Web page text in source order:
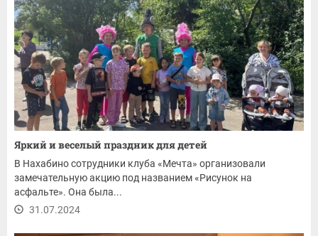
Яркий и веселый праздник для детей
В Нахабино сотрудники клуба «Мечта» организовали
замечательную акцию под названием «Рисунок на
асфальте». Она была...
31.07.2024